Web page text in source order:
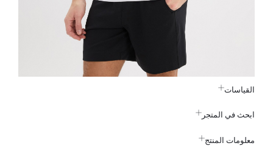
القياسات
ابحث في المتجر
معلومات المنتج